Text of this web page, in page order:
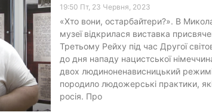
19:50 Пт, 23 Червня, 2023
«Хто вони, остарбайтери?». В
музеї відкрилася виставка
Третьому Рейху під час Другої
до дня нападу нацистської
двох людиноненависницький
породило людожерські практики,
росія. Про